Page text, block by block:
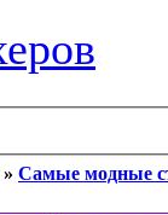
» Самые модные